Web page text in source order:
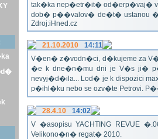
tak�ka nep�etr�it� od�erp�vaj�
dob� p��valov� de�t� ustanou
Zdroj:iHned.cz
21.10.2010
14:11
V�en� z�vodn�ci, d�kujeme za V�
�e k dne�n�mu dni je V�s ji�
nevyj�d�ila... Lod� je k dispozici
p�ihl�ku nebo se ozv�te Petrovi.
28.4.10
14:02
V �asopisu YACHTING REVUE
Velikono�n� regat� 2010.